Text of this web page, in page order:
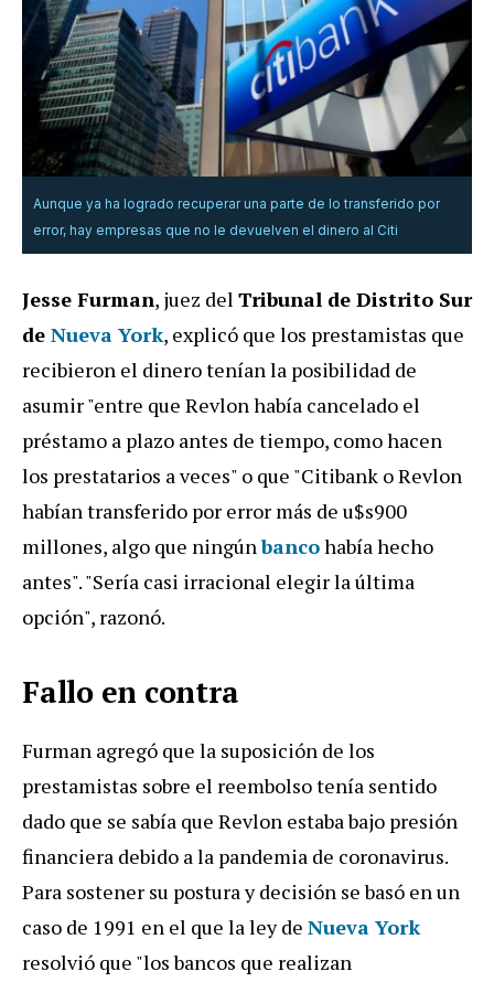
Aunque ya ha logrado recuperar una parte de lo transferido por
error, hay empresas que no le devuelven el dinero al Citi
Jesse Furman, juez del Tribunal de Distrito Sur
de Nueva York, explicó que los prestamistas que
recibieron el dinero tenían la posibilidad de
asumir "entre que Revlon había cancelado el
préstamo a plazo antes de tiempo, como hacen
los prestatarios a veces" o que "Citibank o Revlon
habían transferido por error más de u$s900
millones, algo que ningúnbancohabía hecho
antes". "Sería casi irracional elegir la última
opción", razonó.
Fallo en contra
Furman agregó que la suposición de los
prestamistas sobre el reembolso tenía sentido
dado que se sabía que Revlon estaba bajo presión
financiera debido a la pandemia de coronavirus.
Para sostener su postura y decisión se basó en un
caso de 1991 en el que la ley de Nueva York
resolvió que "los bancos que realizan